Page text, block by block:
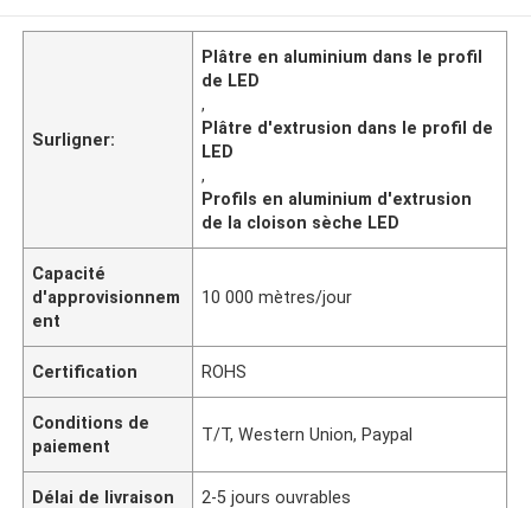
Surligner:
Plâtre en aluminium dans le profil
de LED
,
Plâtre d'extrusion dans le profil de
LED
,
Profils en aluminium d'extrusion
de la cloison sèche LED
Capacité
d'approvisionnem
ent
10 000 mètres/jour
Certification ROHS
Conditions de
paiement
T/T, Western Union, Paypal
Délai de livraison 2-5 jours ouvrables